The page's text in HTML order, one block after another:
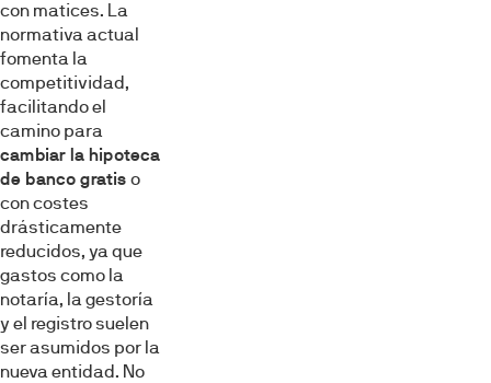
con matices. La
normativa actual
fomenta la
competitividad,
facilitando el
camino para
cambiar la hipoteca
de banco gratis o
con costes
drásticamente
reducidos, ya que
gastos como la
notaría, la gestoría
y el registro suelen
ser asumidos por la
nueva entidad. No